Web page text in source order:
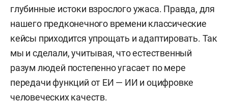
глубинные истоки взрослого ужаса. Правда, для
нашего предконечного времени классические
кейсы приходится упрощать и адаптировать. Так
мы и сделали, учитывая, что естественный
разум людей постепенно угасает по мере
передачи функций от ЕИ — ИИ и оцифровке
человеческих качеств.